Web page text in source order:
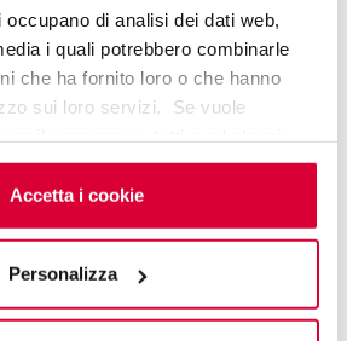
di analisi dei dati web,
i quali potrebbero combinarle
che ha fornito loro o che hanno
sui loro servizi. Se vuole
consenso può essere espresso
i cookie”. Se non vuole i
può negare il consenso sul tasto
Accetta i cookie
Personalizza
LUX
Classic Marble